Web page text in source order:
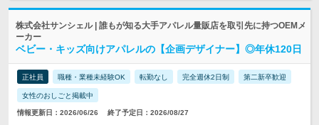
株式会社サンシェル | 誰もが知る大手アパレル量販店を取引先に持つOEMメ
ーカー
ベビー・キッズ向けアパレルの【企画デザイナー】◎年休120日
正社員 職種・業種未経験OK 転勤なし 完全週休2日制 第二新卒歓迎
女性のおしごと掲載中
情報更新日：2026/06/26 終了予定日：2026/08/27